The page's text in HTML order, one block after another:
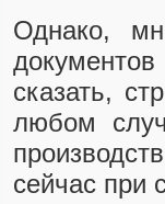
Однако,
сказать,
любом
сейчас при